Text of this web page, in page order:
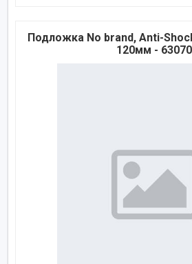
Подложка No brand, Anti-
120мм - 63070